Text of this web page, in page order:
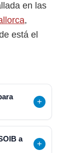
en las
,
está el
a